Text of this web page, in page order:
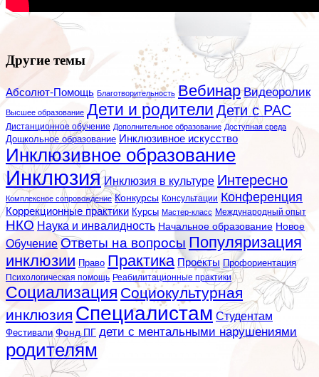
Другие темы
Абсолют-Помощь Благотворительность Вебинар Видеоролик
Высшее образование Дети и родители Дети с РАС
Дистанционное обучение Дополнительное образование Доступная среда
Дошкольное образование Инклюзивное искусство
Инклюзивное образование
Инклюзия Инклюзия в культуре Интересно
Комплексное сопровождение Конкурсы Консультации Конференция
Коррекционные практики Курсы Мастер-класс Международный опыт
НКО Наука и инвалидность Начальное образование Новое
Обучение Ответы на вопросы Популяризация
инклюзии Право Практика Проекты Профориентация
Психологическая помощь Реабилитационные практики
Социализация Социокультурная
инклюзия Специалистам Студентам
Фестивали Фонд ПГ дети с ментальными нарушениями
родителям